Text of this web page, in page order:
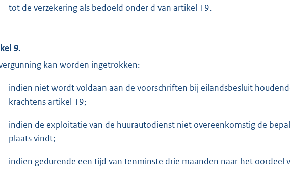
tot de verzekering als bedoeld onder d van artikel 19.
9.
kan worden ingetrokken:
indien niet wordt voldaan aan de voorschriften bij eilandsbesluit
krachtens artikel 19;
indien de exploitatie van de huurautodienst niet overeenkomstig de
plaats vindt;
indien gedurende een tijd van tenminste drie maanden naar het oordeel